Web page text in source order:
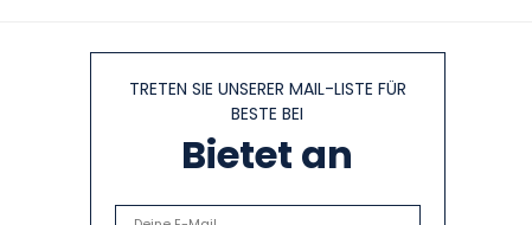
TRETEN SIE UNSERER MAIL-LISTE FÜR
BESTE BEI
Bietet an